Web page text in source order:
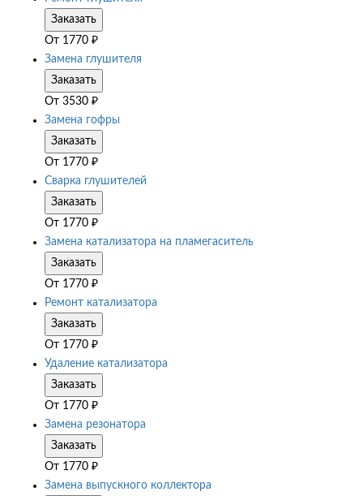
Заказать
От 1770 ₽
Замена глушителя
Заказать
От 3530 ₽
Замена гофры
Заказать
От 1770 ₽
Сварка глушителей
Заказать
От 1770 ₽
Замена катализатора на пламегаситель
Заказать
От 1770 ₽
Ремонт катализатора
Заказать
От 1770 ₽
Удаление катализатора
Заказать
От 1770 ₽
Замена резонатора
Заказать
От 1770 ₽
Замена выпускного коллектора